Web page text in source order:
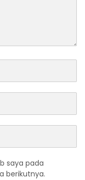
saya pada
berikutnya.